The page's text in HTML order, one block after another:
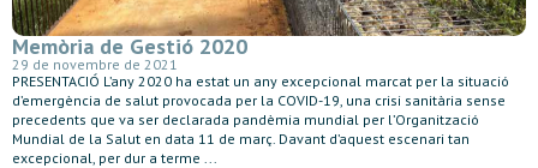
Memòria de Gestió 2020
29 de novembre de 2021
PRESENTACIÓ L’any 2020 ha estat un any excepcional marcat per la situació
d’emergència de salut provocada per la COVID-19, una crisi sanitària sense
precedents que va ser declarada pandèmia mundial per l’Organització
Mundial de la Salut en data 11 de març. Davant d’aquest escenari tan
excepcional, per dur a terme ...